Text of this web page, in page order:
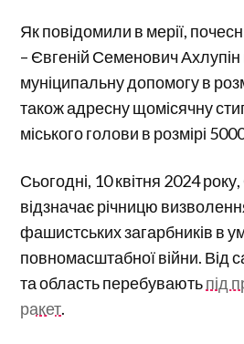
Як повідомили в мерії,
– Євгеній Семенович
муніципальну допомогу в
також адресну щомісячну
міського голови в розмірі
Сьогодні, 10 квітня 2024
відзначає річницю
фашистських загарбників в
повномасштабної війни. Від
та область перебуваютьпід
ракет.